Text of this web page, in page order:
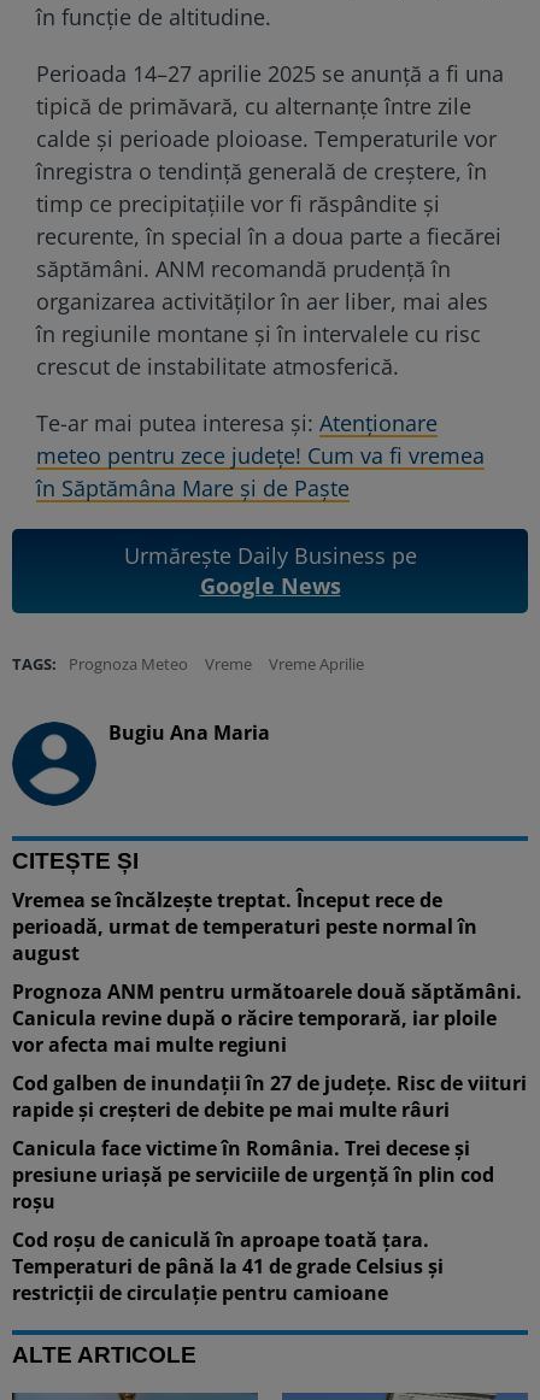
în funcție de altitudine.
Perioada 14–27 aprilie 2025 se anunță a fi una
tipică de primăvară, cu alternanțe între zile
calde și perioade ploioase. Temperaturile vor
înregistra o tendință generală de creștere, în
timp ce precipitațiile vor fi răspândite și
recurente, în special în a doua parte a fiecărei
săptămâni. ANM recomandă prudență în
organizarea activităților în aer liber, mai ales
în regiunile montane și în intervalele cu risc
crescut de instabilitate atmosferică.
Te-ar mai putea interesa și: Atenționare
meteo pentru zece județe! Cum va fi vremea
în Săptămâna Mare și de Paște
Urmărește Daily Business pe
Google News
TAGS: Prognoza Meteo Vreme Vreme Aprilie
Bugiu ⁠Ana Maria
CITEȘTE ȘI
Vremea se încălzește treptat. Început rece de
perioadă, urmat de temperaturi peste normal în
august
Prognoza ANM pentru următoarele două săptămâni.
Canicula revine după o răcire temporară, iar ploile
vor afecta mai multe regiuni
Cod galben de inundații în 27 de județe. Risc de viituri
rapide și creșteri de debite pe mai multe râuri
Canicula face victime în România. Trei decese și
presiune uriașă pe serviciile de urgență în plin cod
roșu
Cod roșu de caniculă în aproape toată țara.
Temperaturi de până la 41 de grade Celsius și
restricții de circulație pentru camioane
ALTE ARTICOLE